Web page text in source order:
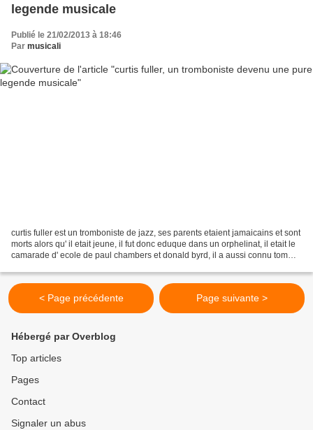
legende musicale
Publié le 21/02/2013 à 18:46
Par musicali
curtis fuller est un tromboniste de jazz, ses parents etaient jamaicains et sont
morts alors qu' il etait jeune, il fut donc eduque dans un orphelinat, il etait le
camarade d' ecole de paul chambers et donald byrd, il a aussi connu tommy
< Page précédente Page suivante >
Hébergé par Overblog
Top articles
Pages
Contact
Signaler un abus